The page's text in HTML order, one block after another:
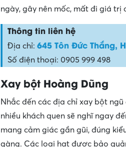
ngày, gây nên mốc, mất đi giá trị
Thông tin liên hệ
Địa chỉ: 645 Tôn Đức Thắng,
Số điện thoại: 0905 999 498
Xay bột Hoàng Dũng
Nhắc đến các địa chỉ xay bột
nhiều khách quen sẽ nghĩ ngay
mang cảm giác gần gũi, đúng
gàng. Các loại hạt được bảo